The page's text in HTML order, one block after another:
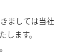
ましては当社
ます。